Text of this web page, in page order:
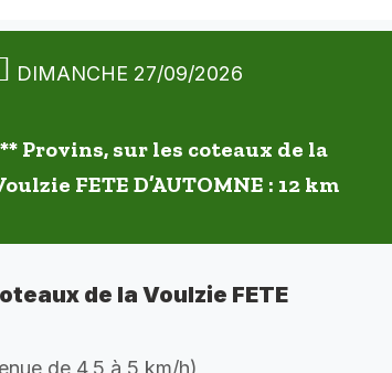
DIMANCHE 27/09/2026
Provins, sur les coteaux de la
FETE D’AUTOMNE : 12 km
de la Voulzie FETE
de 4,5 à 5 km/h)